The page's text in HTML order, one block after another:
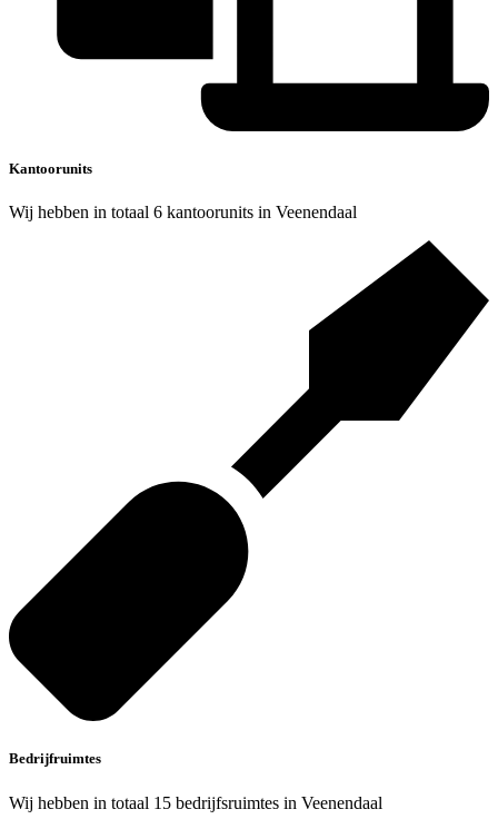
Kantoorunits
Wij hebben in totaal 6 kantoorunits in Veenendaal
Bedrijfruimtes
Wij hebben in totaal 15 bedrijfsruimtes in Veenendaal